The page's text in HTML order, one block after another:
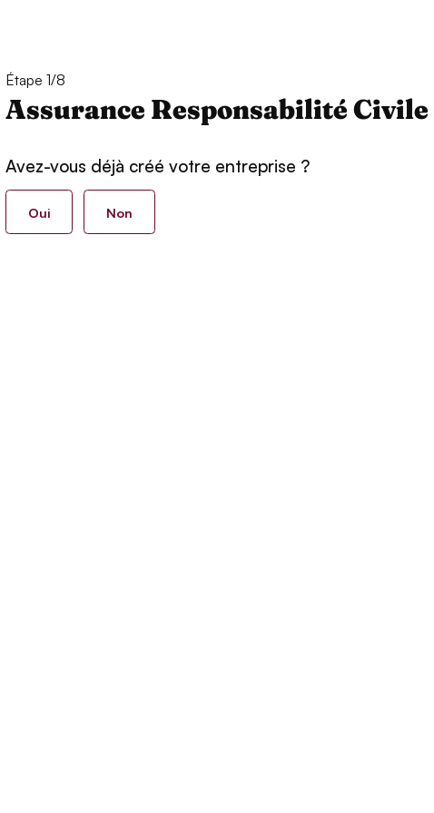
Étape 1/8
Assurance Responsabilité
Avez-vous déjà créé votre entreprise ?
Oui Non